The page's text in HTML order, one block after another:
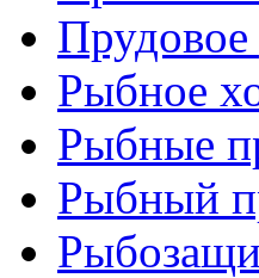
Рыбное
Рыбные
Рыбный